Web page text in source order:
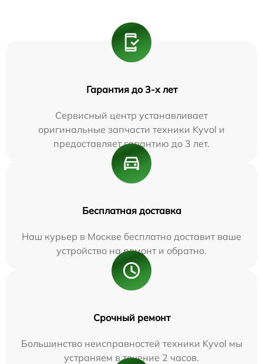
Гарантия до 3-х лет
Сервисный центр устанавливает
оригинальные запчасти техники Kyvol и
предоставляет гарантию до 3 лет.
Бесплатная доставка
Наш курьер в Москве бесплатно доставит ваше
устройство на ремонт и обратно.
Срочный ремонт
Большинство неисправностей техники Kyvol мы
устраняем в течение 2 часов.